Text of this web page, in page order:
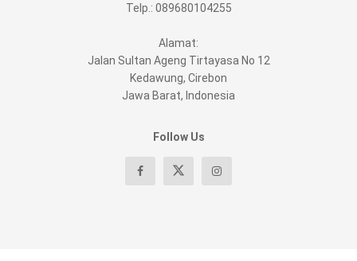
Telp.: 089680104255
Alamat:
Jalan Sultan Ageng Tirtayasa No 12
Kedawung, Cirebon
Jawa Barat, Indonesia
Follow Us